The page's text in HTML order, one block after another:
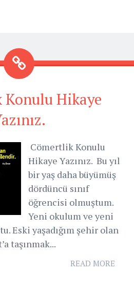
Hikaye
Cömertlik Konulu
Hikaye Yazınız. Bu yıl
bir yaş daha büyümüş
dördüncü sınıf
öğrencisi olmuştum.
Yeni okulum ve yeni
Eski yaşadığım şehir olan
taşınmak...
READ MORE